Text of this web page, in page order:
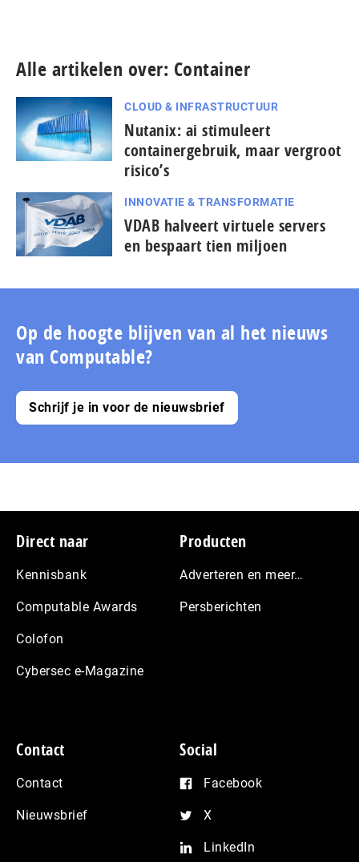
Alle artikelen over: Container
CLOUD & INFRASTRUCTUUR
Nutanix: ai stimuleert
containergebruik, maar vergroot
risico’s
INNOVATIE & TRANSFORMATIE
VDAB halveert virtuele servers
en bespaart tien miljoen
Op de hoogte blijven van al het nieuws
van Computable?
Schrijf je in voor de nieuwsbrief
Footer
Direct naar
Kennisbank
Computable Awards
Colofon
Cybersec e-Magazine
Producten
Adverteren en meer…
Persberichten
Contact
Contact
Nieuwsbrief
Social
Facebook
X
LinkedIn